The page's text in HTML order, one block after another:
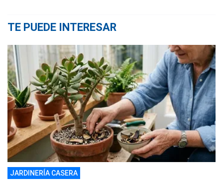
TE PUEDE INTERESAR
JARDINERÍA CASERA